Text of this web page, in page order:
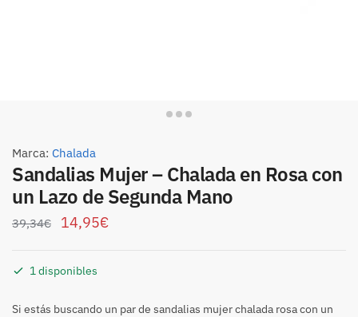
Marca: Chalada
Sandalias Mujer – Chalada en Rosa con
un Lazo de Segunda Mano
39,34€ 14,95€
1 disponibles
Si estás buscando un par de sandalias mujer chalada rosa con un